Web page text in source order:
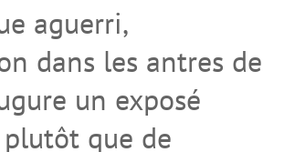
aguerri,
dans les antres de
un exposé
que de